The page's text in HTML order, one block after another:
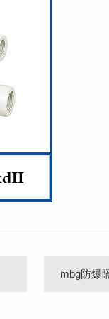
mbg防爆